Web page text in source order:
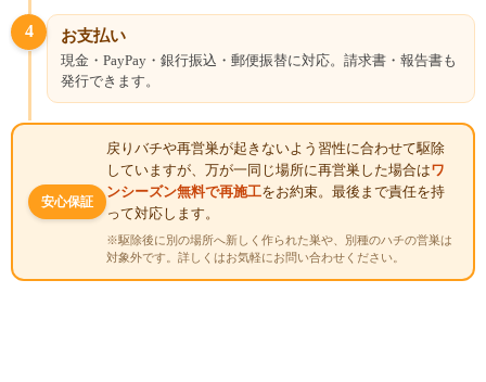
4 お支払い
現金・PayPay・銀行振込・郵便振替に対応。請求書・報告書も
発行できます。
安心保証
戻りバチや再営巣が起きないよう習性に合わせて駆除
していますが、万が一同じ場所に再営巣した場合はワ
ンシーズン無料で再施工をお約束。最後まで責任を持
って対応します。
※駆除後に別の場所へ新しく作られた巣や、別種のハチの営巣は
対象外です。詳しくはお気軽にお問い合わせください。